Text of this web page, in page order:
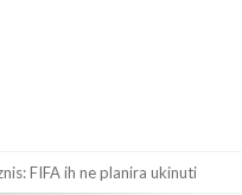
FIFA ih ne planira ukinuti